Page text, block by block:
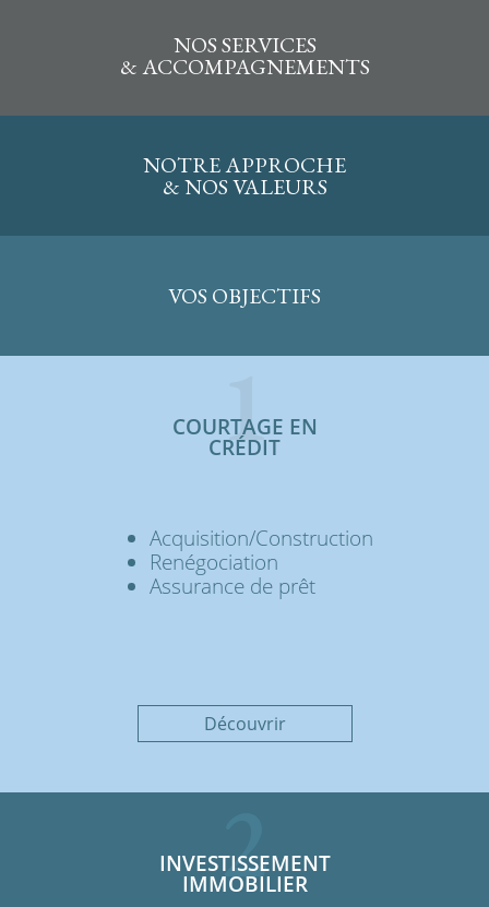
NOS SERVICES
& ACCOMPAGNEMENTS
NOTRE APPROCHE
& NOS VALEURS
VOS OBJECTIFS
COURTAGE EN
CRÉDIT
1
Acquisition/Construction
Renégociation
Assurance de prêt
Découvrir
INVESTISSEMENT
IMMOBILIER
2